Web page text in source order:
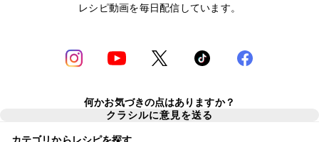
レシピ動画を毎日配信しています。
何かお気づきの点はありますか？
クラシルに意見を送る
カテゴリからレシピを探す